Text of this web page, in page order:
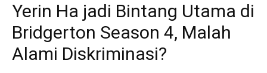
Yerin Ha jadi Bintang Utama di
Bridgerton Season 4, Malah
Alami Diskriminasi?